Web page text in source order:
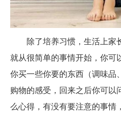
除了培养习惯，生活上家
就从很简单的事情开始，你可
你买一些你要的东西（调味品
购物的感受，回来之后你可以
么心得，有没有要注意的事情